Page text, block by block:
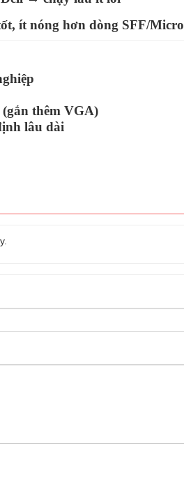
ít nóng hơn dòng SFF/Micro
thêm VGA)
lâu dài